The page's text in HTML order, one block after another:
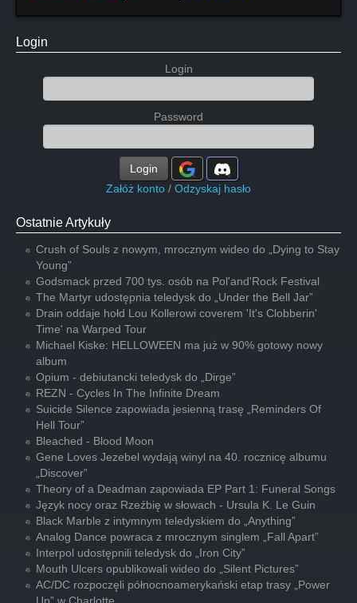
Login
Login
Password
Login
Załóż konto / Odzyskaj hasło
Ostatnie Artykuły
Crush of Souls z nowym, mrocznym wideo do „Dying to Stay
Young”
Godsmack przed 700 tys. osób na Pol'and'Rock Festival
The Martyr udostępnia teledysk do „Under the Bell Jar”
Drain oddaje hołd Lou Kollerowi coverem 'It's Clobberin'
Time' na Warped Tour
Michael Kiske: HELLOWEEN ma już w 90% gotowy nowy
album
Opium - debiutancki teledysk do „Dirge”
REZN - Cycles In The Infinite Dream
Suicide Silence zapowiada jesienną trasę „Reminders Of
Hell Tour”
Bleached - Blood Moon
Gene Loves Jezebel wydają winyl na 40. rocznicę albumu
„Discover”
Theory of a Deadman zapowiada EP Part 1: Funeral Songs
Język nocy oraz Rzeźbię w słowach - Ursula K. Le Guin
Black Marble z intymnym teledyskiem do „Anything”
Analog Dance powraca z mrocznym singlem „Fall Apart”
Interpol udostępnili teledysk do „Iron City”
Mouth Ulcers opublikowali wideo do „Silent Pictures”
AC/DC rozpoczęli północnoamerykański etap trasy „Power